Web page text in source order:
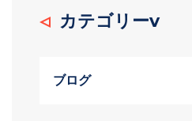
カテゴリーv
ブログ